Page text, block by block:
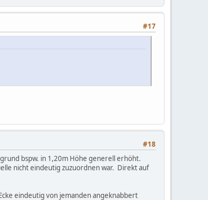
#17
#18
bspw. in 1,20m Höhe generell erhöht.
nicht eindeutig zuzuordnen war. Direkt auf
eindeutig von jemanden angeknabbert